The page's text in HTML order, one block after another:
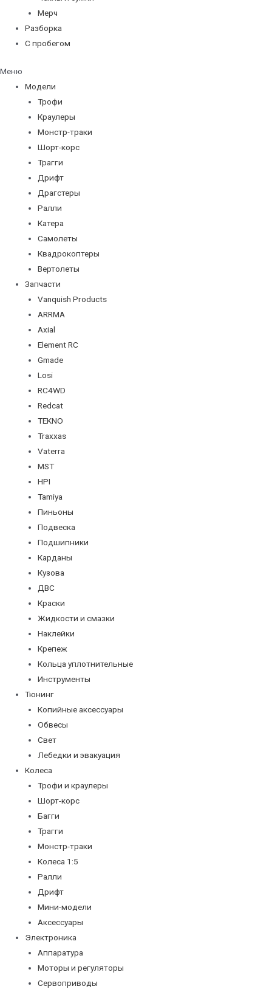
Мерч
Разборка
С пробегом
Меню
Модели
Трофи
Краулеры
Монстр-траки
Шорт-корс
Трагги
Дрифт
Драгстеры
Ралли
Катера
Самолеты
Квадрокоптеры
Вертолеты
Запчасти
Vanquish Products
ARRMA
Axial
Element RC
Gmade
Losi
RC4WD
Redcat
TEKNO
Traxxas
Vaterra
MST
HPI
Tamiya
Пиньоны
Подвеска
Подшипники
Карданы
Кузова
ДВС
Краски
Жидкости и смазки
Наклейки
Крепеж
Кольца уплотнительные
Инструменты
Тюнинг
Копийные аксессуары
Обвесы
Свет
Лебедки и эвакуация
Колеса
Трофи и краулеры
Шорт-корс
Багги
Трагги
Монстр-траки
Колеса 1:5
Ралли
Дрифт
Мини-модели
Аксессуары
Электроника
Аппаратура
Моторы и регуляторы
Сервоприводы